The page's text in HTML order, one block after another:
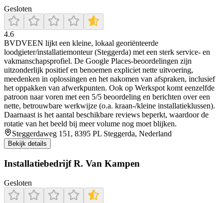
Gesloten
4.6
BVDVEEN lijkt een kleine, lokaal georiënteerde
loodgieter/installatiemonteur (Steggerda) met een sterk service- en
vakmanschapsprofiel. De Google Places-beoordelingen zijn
uitzonderlijk positief en benoemen expliciet nette uitvoering,
meedenken in oplossingen en het nakomen van afspraken, inclusief
het oppakken van afwerkpunten. Ook op Werkspot komt eenzelfde
patroon naar voren met een 5/5 beoordeling en berichten over een
nette, betrouwbare werkwijze (o.a. kraan-/kleine installatieklussen).
Daarnaast is het aantal beschikbare reviews beperkt, waardoor de
rotatie van het beeld bij meer volume nog moet blijken.
Steggerdaweg 151, 8395 PL Steggerda, Nederland
Bekijk details
Installatiebedrijf R. Van Kampen
Gesloten